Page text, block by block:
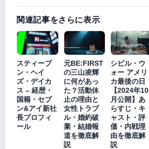
関連記事をさらに表示
スティーブ
ン・ヘイ
ズ・デイカ
ス – 経歴・
国籍・セブ
ン&アイ新社
長プロフィ
ール
元BE:FIRST
の三山凌輝
に何があっ
た？活動休
止の理由と
女性トラブ
ル・婚約破
棄・結婚報
道を徹底解
説
シビル・ウ
ォー アメリ
カ最後の日
【2024年10
月公開】あ
らすじ・キ
ャスト・評
価・内戦理
由を徹底解
説